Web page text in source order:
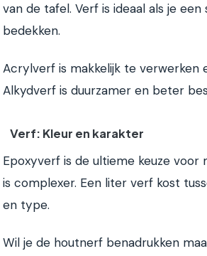
van de tafel. Verf is ideaal als je
bedekken.
Acrylverf is makkelijk te
Alkydverf is duurzamer en beter
Verf: Kleur en karakter
Epoxyverf is de ultieme keuze
is complexer. Een liter verf kost
en type.
Wil je de houtnerf benadrukken